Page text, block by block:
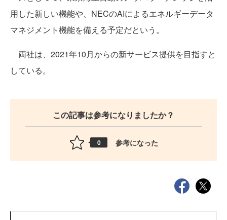
用した新しい機能や、NECのAIによるエネルギーデータ
マネジメント機能を備える予定だという。
両社は、2021年10月からの新サービス提供を目指すと
している。
この記事は参考になりましたか？
0 参考になった